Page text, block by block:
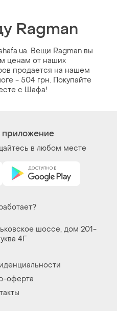
Ragman
Вещи Ragman вы
ценам от наших
продается на нашем
- 504 грн. Покупайте
с Шафа!
приложение
в любом месте
шоссе, дом 201-
4Г
оферта